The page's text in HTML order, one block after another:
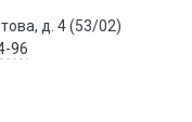
д. 4 (53/02)
96